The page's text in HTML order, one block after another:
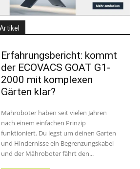
Erfahrungsbericht: kommt
der ECOVACS GOAT G1-
2000 mit komplexen
Gärten klar?
Mähroboter haben seit vielen Jahren
nach einem einfachen Prinzip
funktioniert. Du legst um deinen Garten
und Hindernisse ein Begrenzungskabel
und der Mähroboter fährt den...